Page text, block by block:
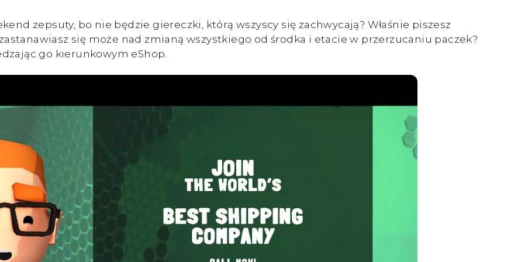
zepsuty, bo nie będzie giereczki, którą wszyscy się zachwycają? Właśnie piszesz
się może nad zmianą wszystkiego od środka i etacie w przerzucaniu paczek?
go kierunkowym eShop.